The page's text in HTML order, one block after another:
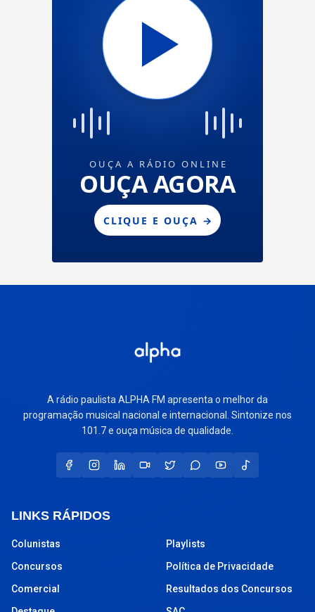
A rádio paulista ALPHA FM apresenta o melhor da
programação musical nacional e internacional. Sintonize nos
101.7 e ouça música de qualidade.
LINKS RÁPIDOS
Colunistas
Concursos
Comercial
Playlists
Política de Privacidade
Resultados dos Concursos